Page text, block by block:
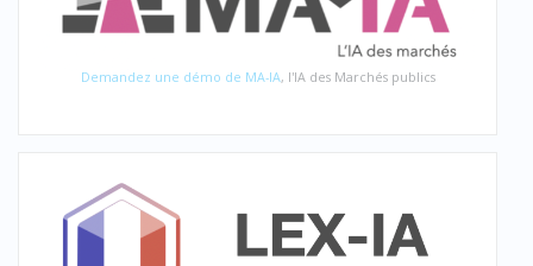
Demandez une démo de MA-IA, l'IA des Marchés publics